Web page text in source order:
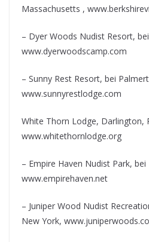
Massachusetts ,
– Dyer Woods Nudist Resort,
www.dyerwoodscamp.com
– Sunny Rest Resort, bei
www.sunnyrestlodge.com
White Thorn Lodge, Darlington,
www.whitethornlodge.org
– Empire Haven Nudist Park,
www.empirehaven.net
– Juniper Wood Nudist
New York,